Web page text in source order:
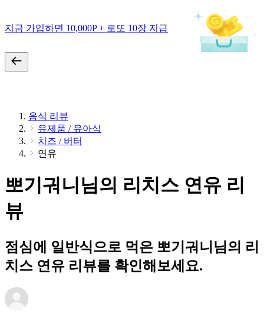
지금 가입하면 10,000P + 로또 10장 지급
음식 리뷰
유제품 / 유아식
치즈 / 버터
연유
뽀기궈니님의 리치스 연유 리
뷰
점심에 일반식으로 먹은 뽀기궈니님의 리
치스 연유 리뷰를 확인해보세요.